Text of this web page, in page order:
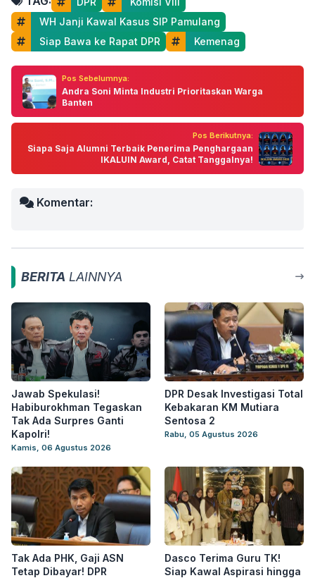
WH Janji Kawal Kasus SIP Pamulang
Siap Bawa ke Rapat DPR
Kemenag
Pos Sebelumnya:
Andra Soni Minta Industri Prioritaskan Warga
Banten
Pos Berikutnya:
Siapa Saja Alumni Terbaik Penerima Penghargaan
IKALUIN Award, Catat Tanggalnya!
Komentar:
BERITA LAINNYA
Jawab Spekulasi!
Habiburokhman Tegaskan
Tak Ada Surpres Ganti
Kapolri!
Kamis, 06 Agustus 2026
DPR Desak Investigasi Total
Kebakaran KM Mutiara
Sentosa 2
Rabu, 05 Agustus 2026
Tak Ada PHK, Gaji ASN
Tetap Dibayar! DPR
Dasco Terima Guru TK!
Siap Kawal Aspirasi hingga